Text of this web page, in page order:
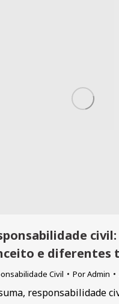
e diferentes
Civil PorAdmin
responsabilidade